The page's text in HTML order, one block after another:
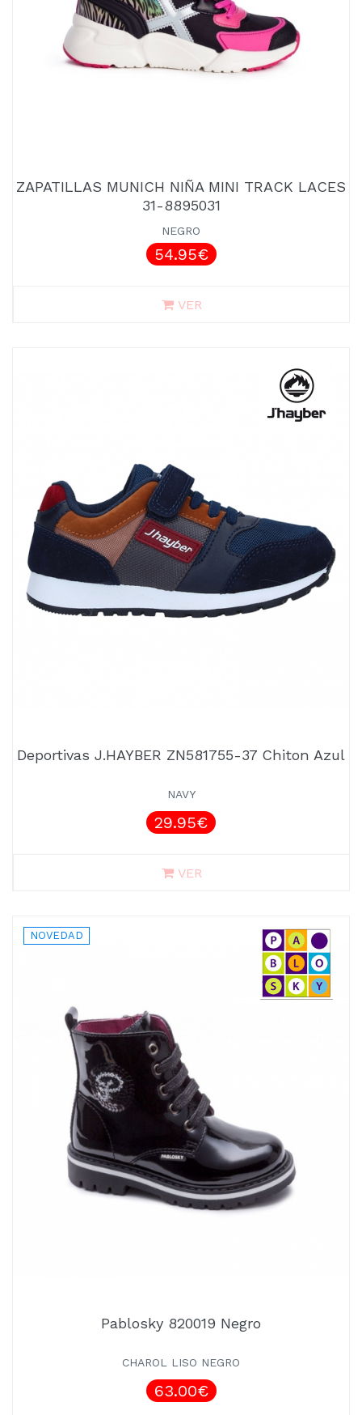
ZAPATILLAS MUNICH NIÑA MINI TRACK LACES
31-8895031
NEGRO
54.95€
VER
Deportivas J.HAYBER ZN581755-37 Chiton Azul
NAVY
29.95€
VER
NOVEDAD
Pablosky 820019 Negro
CHAROL LISO NEGRO
63.00€